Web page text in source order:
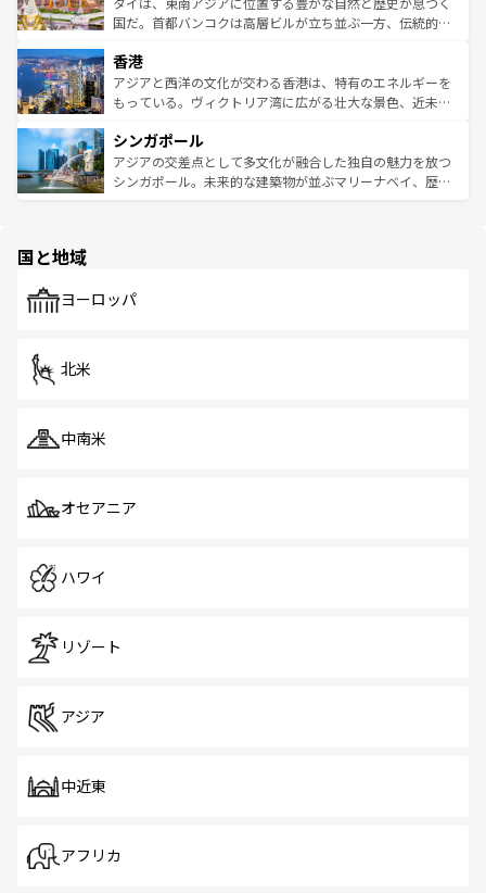
覧を参照してほしい。
醸し出している。また、バラエティの豊かさとおいしさで
とつ。フォーやバインミー、ベトナムコーヒーなどは、ぜ
ひ現地で味わいたい。どの地域を訪れてもあたたかい人々
が旅行者を迎えてくれるので、きっと忘れられない旅にな
参照してほしい。
国だ。首都バンコクは高層ビルが立ち並ぶ一方、伝統的な
の活気が交差している。北部ではチェンマイなどの山岳地
帯で自然と触れ合い、南部ではプーケットやクラビの美し
いビーチでリゾート気分を楽しむことができる。タイ料理
激する。気候は一年中温暖で、どの季節にも異なる楽しみ
が待っている。親しみやすいタイの人々、仏教を中心とし
た文化、そして多様な観光資源が、訪れる旅人を魅了し続
香港
アジアと西洋の文化が交わる香港は、特有のエネルギーを
もっている。ヴィクトリア湾に広がる壮大な景色、近未来
み、どこを訪れても感動するはず。観光スポットが密集し
ており、効率よく見どころを回れるのも魅力。息をのむよ
うな絶景から文化的な体験まで、香港を存分に楽しみ尽く
シンガポール
アジアの交差点として多文化が融合した独自の魅力を放つ
シンガポール。未来的な建築物が並ぶマリーナベイ、歴史
で、ホーカーズは地元の風情を楽しめる外せないスポット
国と地域
ヨーロッパ
北米
中南米
オセアニア
ハワイ
リゾート
アジア
中近東
アフリカ